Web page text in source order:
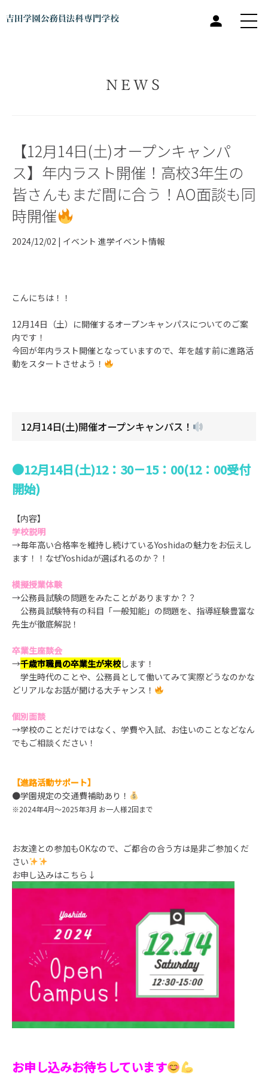
NEWS
【12月14日(土)オープンキャンパ
ス】年内ラスト開催！高校3年生の
皆さんもまだ間に合う！AO面談も同
時開催
2024/12/02 | イベント 進学イベント情報
こんにちは！！
12月14日（土）に開催するオープンキャンパスについてのご案
内です！
今回が年内ラスト開催となっていますので、年を越す前に進路活
動をスタートさせよう！
12月14日(土)開催オープンキャンパス！
●12月14日(土)12：30－15：00(12：00受付
開始)
【内容】
学校説明
→毎年高い合格率を維持し続けているYoshidaの魅力をお伝えし
ます！！なぜYoshidaが選ばれるのか？！
模擬授業体験
→公務員試験の問題をみたことがありますか？？
公務員試験特有の科目「一般知能」の問題を、指導経験豊富な
先生が徹底解説！
卒業生座談会
→千歳市職員の卒業生が来校します！
学生時代のことや、公務員として働いてみて実際どうなのかな
どリアルなお話が聞ける大チャンス！
個別面談
→学校のことだけではなく、学費や入試、お住いのことなどなん
でもご相談ください！
【進路活動サポート】
●学園規定の交通費補助あり！
※2024年4月～2025年3月 お一人様2回まで
お友達との参加もOKなので、ご都合の合う方は是非ご参加くだ
さい
お申し込みはこちら↓
お申し込みお待ちしています